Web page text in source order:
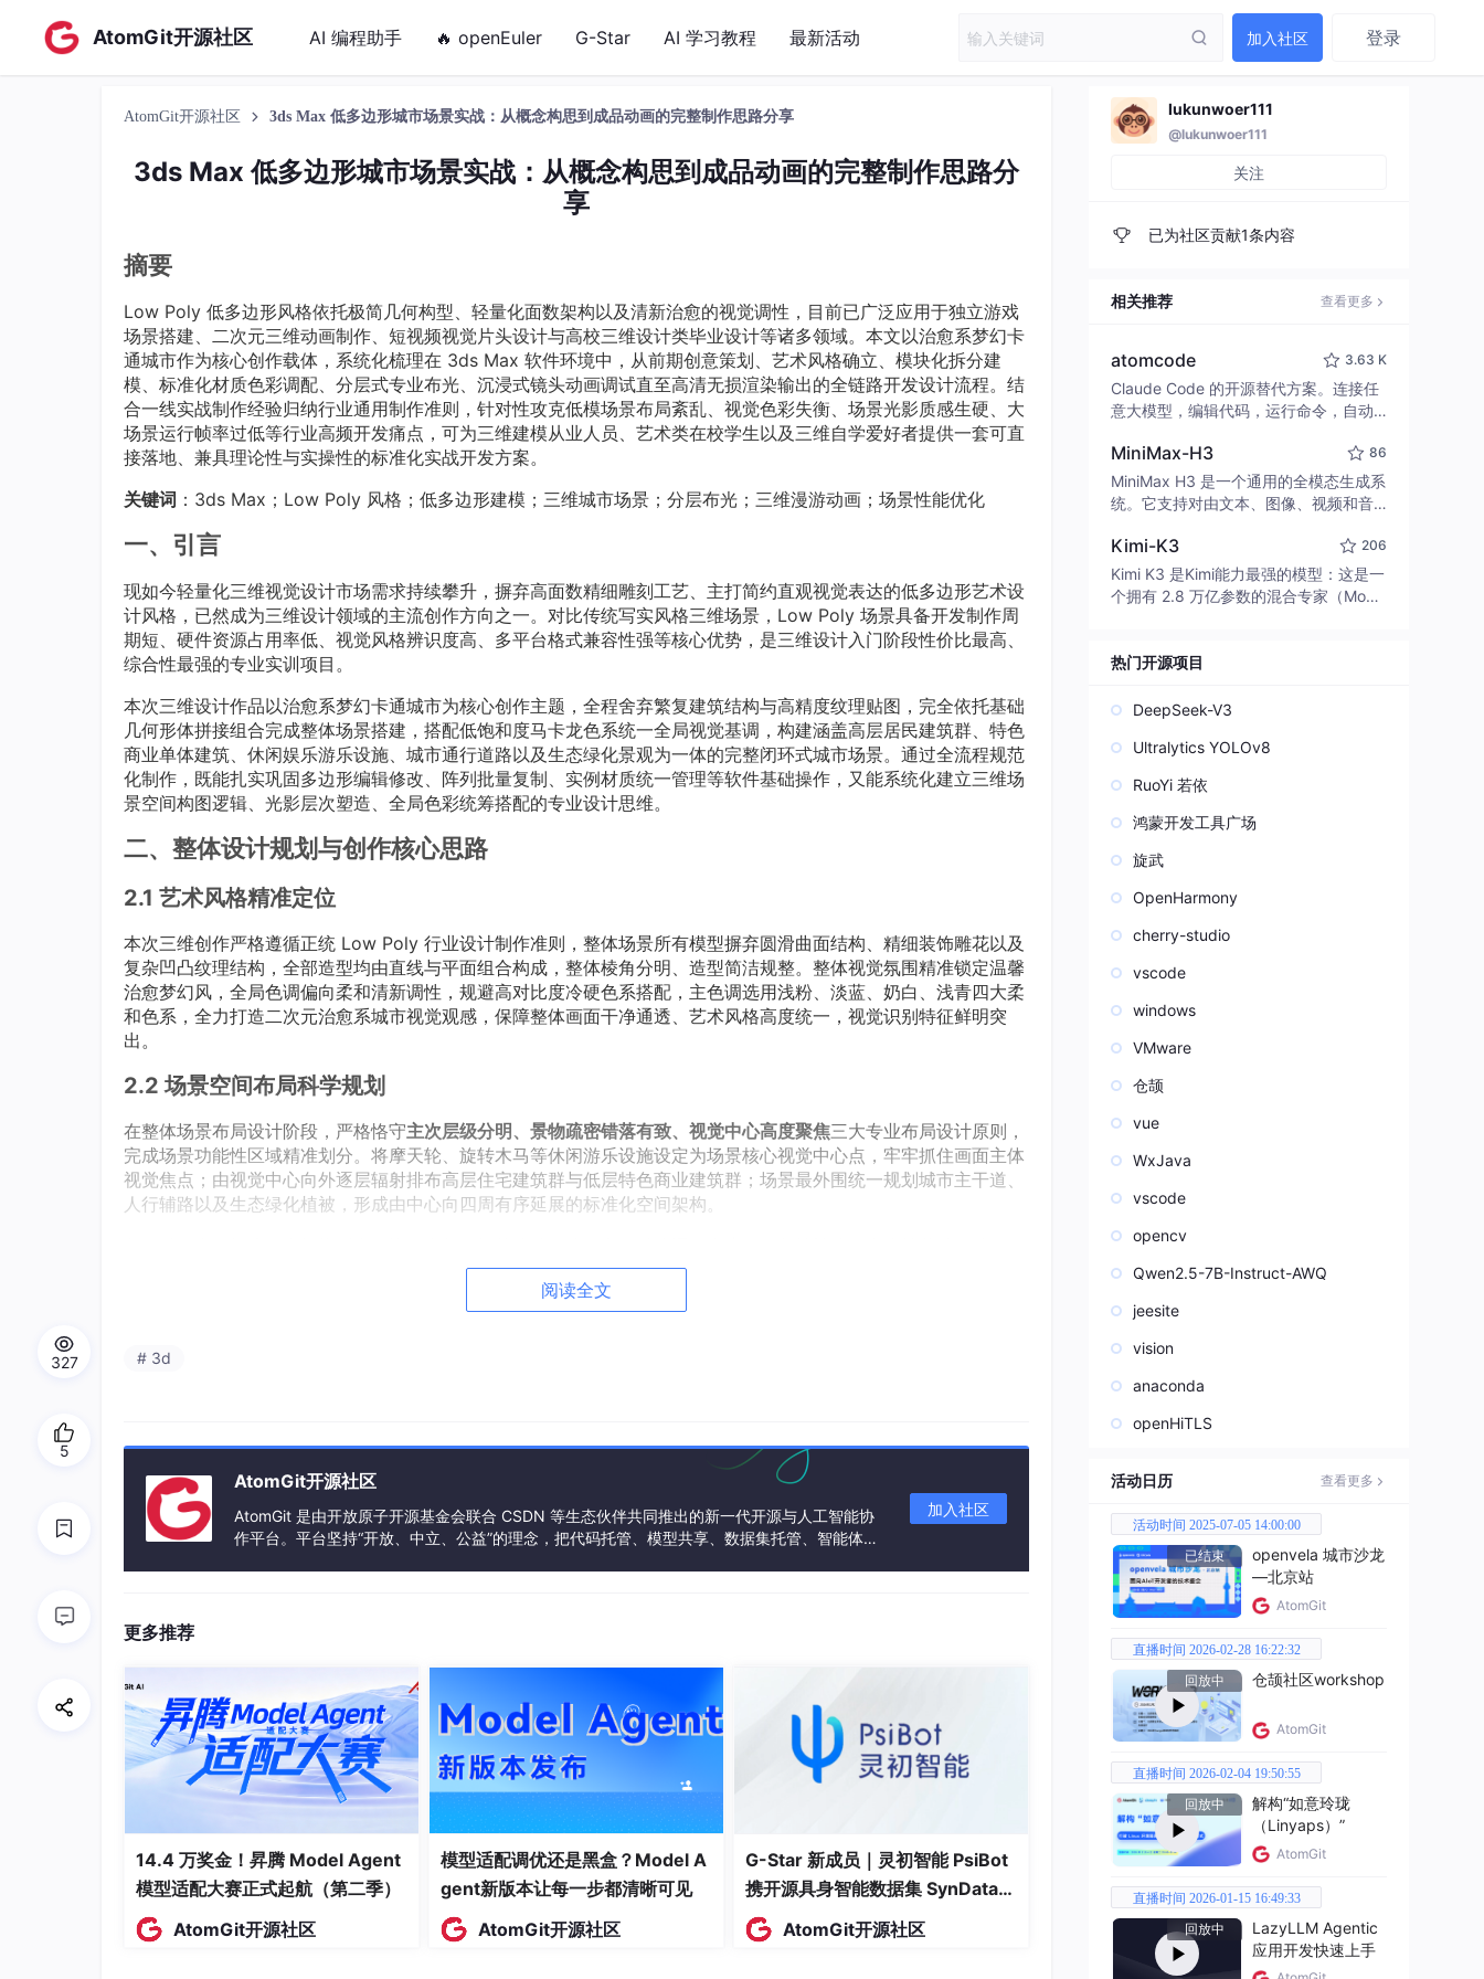
AtomGit开源社区 AI 编程助手 🔥 openEuler G-Star AI 学习教程 最新活动 加入社区 登录
AtomGit开源社区 3ds Max 低多边形城市场景实战：从概念构思到成品动画的完整制作思路分享
3ds Max 低多边形城市场景实战：从概念构思到成品动画的完整制作思路分
享
摘要
Low Poly 低多边形风格依托极简几何构型、轻量化面数架构以及清新治愈的视觉调性，目前已广泛应用于独立游戏
场景搭建、二次元三维动画制作、短视频视觉片头设计与高校三维设计类毕业设计等诸多领域。本文以治愈系梦幻卡
通城市作为核心创作载体，系统化梳理在 3ds Max 软件环境中，从前期创意策划、艺术风格确立、模块化拆分建
模、标准化材质色彩调配、分层式专业布光、沉浸式镜头动画调试直至高清无损渲染输出的全链路开发设计流程。结
合一线实战制作经验归纳行业通用制作准则，针对性攻克低模场景布局紊乱、视觉色彩失衡、场景光影质感生硬、大
场景运行帧率过低等行业高频开发痛点，可为三维建模从业人员、艺术类在校学生以及三维自学爱好者提供一套可直
接落地、兼具理论性与实操性的标准化实战开发方案。
关键词 ：3ds Max；Low Poly 风格；低多边形建模；三维城市场景；分层布光；三维漫游动画；场景性能优化
一、引言
现如今轻量化三维视觉设计市场需求持续攀升，摒弃高面数精细雕刻工艺、主打简约直观视觉表达的低多边形艺术设
计风格，已然成为三维设计领域的主流创作方向之一。对比传统写实风格三维场景，Low Poly 场景具备开发制作周
期短、硬件资源占用率低、视觉风格辨识度高、多平台格式兼容性强等核心优势，是三维设计入门阶段性价比最高、
综合性最强的专业实训项目。
本次三维设计作品以治愈系梦幻卡通城市为核心创作主题，全程舍弃繁复建筑结构与高精度纹理贴图，完全依托基础
几何形体拼接组合完成整体场景搭建，搭配低饱和度马卡龙色系统一全局视觉基调，构建涵盖高层居民建筑群、特色
商业单体建筑、休闲娱乐游乐设施、城市通行道路以及生态绿化景观为一体的完整闭环式城市场景。通过全流程规范
化制作，既能扎实巩固多边形编辑修改、阵列批量复制、实例材质统一管理等软件基础操作，又能系统化建立三维场
景空间构图逻辑、光影层次塑造、全局色彩统筹搭配的专业设计思维。
二、整体设计规划与创作核心思路
2.1 艺术风格精准定位
本次三维创作严格遵循正统 Low Poly 行业设计制作准则，整体场景所有模型摒弃圆滑曲面结构、精细装饰雕花以及
复杂凹凸纹理结构，全部造型均由直线与平面组合构成，整体棱角分明、造型简洁规整。整体视觉氛围精准锁定温馨
治愈梦幻风，全局色调偏向柔和清新调性，规避高对比度冷硬色系搭配，主色调选用浅粉、淡蓝、奶白、浅青四大柔
和色系，全力打造二次元治愈系城市视觉观感，保障整体画面干净通透、艺术风格高度统一，视觉识别特征鲜明突
出。
2.2 场景空间布局科学规划
在整体场景布局设计阶段，严格恪守主次层级分明、景物疏密错落有致、视觉中心高度聚焦三大专业布局设计原则，
完成场景功能性区域精准划分。将摩天轮、旋转木马等休闲游乐设施设定为场景核心视觉中心点，牢牢抓住画面主体
视觉焦点；由视觉中心向外逐层辐射排布高层住宅建筑群与低层特色商业建筑群；场景最外围统一规划城市主干道、
人行辅路以及生态绿化植被，形成由中心向四周有序延展的标准化空间架构。
准，从根源杜绝模型比例失调、空间布局过于拥挤或是场景留白空旷失衡等设计问题，让整体三维空间具备符合视觉
3.1 主体建筑模块化建模
城市内所有民用建筑统一以标准长方体作为基础制作原型，通过轴向缩放变换调整建筑整体空间体量与竖向高度，直
观区分高低楼宇视觉层次。灵活运用挤出、轮廓缩放、边角切角等多边形专业修改命令，极简化勾勒出建筑窗户、楼
顶造型、墙体分层等基础外观结构，不进行多余细节深度刻画，贴合低多边形极简设计理念。
接，打造造型差异化的商业建筑单体，有效规避全场建筑造型高度同质化的问题，进一步提升整体城市场景的内容丰
富度。
3.2 景观设施与游乐设备建模
游乐类设施优先采用对称式标准化建模思路，完成单一基础结构制作完成之后，灵活运用 3ds Max 环形阵列、线性
阵列两大核心工具，快速完成大批量结构部件的复制与规整排布，在大幅缩减建模耗时、提升整体制作效率的同时，
保障设备整体结构对称规整、尺寸统一。
城市生态绿化植被采用上下分体拼接式制作手法，底部圆锥几何体模拟树木主干结构，顶部多组球体组合拼接塑造树
冠外形，结构简约自然，完美契合 Low Poly 整体设计风格。城市通行道路、自然河流以及场景地面基底，统一采用
平面面片进行搭建划分，精准规划各类通行路线与地形区域，顺利完成整体场景地形基底铺设工作。
3.3 场景整合搭建与实时性能优化
阅读全文
# 3d
AtomGit开源社区
AtomGit 是由开放原子开源基金会联合 CSDN 等生态伙伴共同推出的新一代开源与人工智能协
作平台。平台坚持“开放、中立、公益”的理念，把代码托管、模型共享、数据集托管、智能体开
加入社区
更多推荐
14.4 万奖金！昇腾 Model Agent
模型适配大赛正式起航（第二季）
AtomGit开源社区
模型适配调优还是黑盒？Model A
gent新版本让每一步都清晰可见
AtomGit开源社区
G-Star 新成员｜灵初智能 PsiBot
携开源具身智能数据集 SynData
入驻 AtomGit
AtomGit开源社区
327
5
lukunwoer111
@lukunwoer111
关注
已为社区贡献1条内容
相关推荐 查看更多
atomcode 3.63 K
Claude Code 的开源替代方案。连接任
意大模型，编辑代码，运行命令，自动
致性能。 ｜ An open-source alternativ
e to Claude Code. Connect any LLM,
edit code, run commands, and verify
MiniMax-H3 86
MiniMax H3 是一个通用的全模态生成系
统。它支持对由文本、图像、视频和音
并能生成分辨率高达 2K、时长可达 15
秒的带原生立体声音频的视频。得益于
面向任务泛化的系统设计，H3 在预训练
模态指令。
Kimi-K3 206
Kimi K3 是Kimi能力最强的模型：这是一
个拥有 2.8 万亿参数的混合专家（Mo
热门开源项目
DeepSeek-V3
Ultralytics YOLOv8
RuoYi 若依
鸿蒙开发工具广场
旋武
OpenHarmony
cherry-studio
vscode
windows
VMware
仓颉
vue
WxJava
vscode
opencv
Qwen2.5-7B-Instruct-AWQ
jeesite
vision
anaconda
openHiTLS
活动日历 查看更多
活动时间 2025-07-05 14:00:00
已结束
openvela 城市沙龙
—北京站
AtomGit
直播时间 2026-02-28 16:22:32
回放中
仓颉社区workshop
AtomGit
直播时间 2026-02-04 19:50:55
回放中
解构“如意玲珑
（Linyaps）”
AtomGit
直播时间 2026-01-15 16:49:33
回放中
LazyLLM Agentic
应用开发快速上手